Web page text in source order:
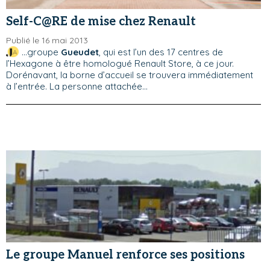
Self-C@RE de mise chez Renault
Publié le 16 mai 2013
...groupe Gueudet, qui est l’un des 17 centres de
l’Hexagone à être homologué Renault Store, à ce jour.
Dorénavant, la borne d’accueil se trouvera immédiatement
à l’entrée. La personne attachée...
Le groupe Manuel renforce ses positions